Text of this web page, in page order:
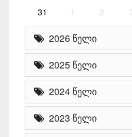
31 1 2
2026 წელი
2025 წელი
2024 წელი
2023 წელი